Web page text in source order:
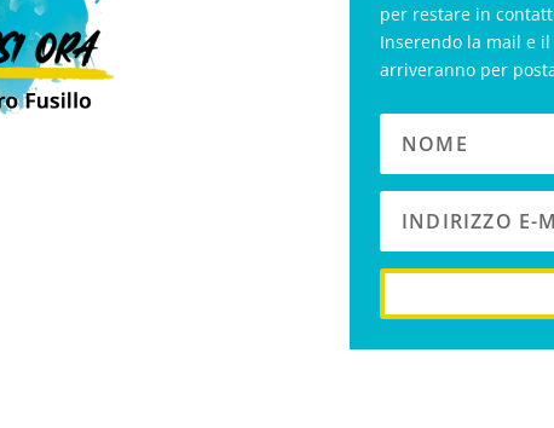
per restare in
Inserendo la mail e
arriveranno per